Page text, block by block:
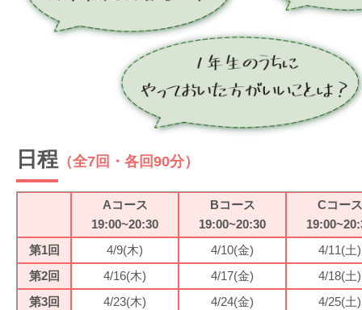
日程 （全7回・各回90分）
Aコース
19:00~20:30
Bコース
19:00~20:30
Cコース
第1回
4/9(木) 4/10(金)
4/11(土)
第2回
4/16(木) 4/17(金)
4/18(土)
第3回
4/23(木) 4/24(金)
4/25(土)